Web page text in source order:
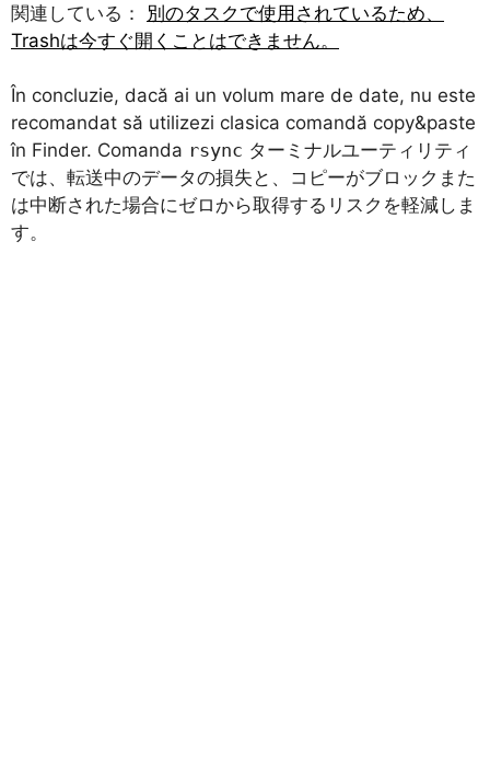
関連している： 別のタスクで使用されているため、
Trashは今すぐ開くことはできません。
În concluzie, dacă ai un volum mare de date, nu este
recomandat să utilizezi clasica comandă copy&paste
în Finder. Comanda rsync ターミナルユーティリティ
では、転送中のデータの損失と、コピーがブロックまた
は中断された場合にゼロから取得するリスクを軽減しま
す。